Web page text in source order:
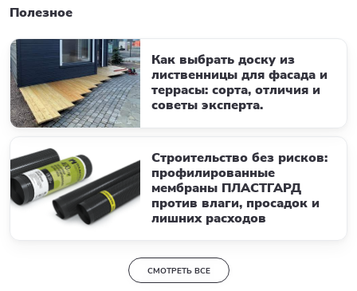
Полезное
Как выбрать доску из
лиственницы для фасада и
террасы: сорта, отличия и
советы эксперта.
Строительство без рисков:
профилированные
мембраны ПЛАСТГАРД
против влаги, просадок и
лишних расходов
СМОТРЕТЬ ВСЕ